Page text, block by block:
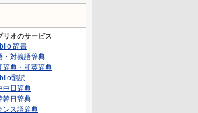
リオのサービス
辞書
・対義語辞典
辞典・和英辞典
翻訳
中日辞典
韓日辞典
ンス語辞典